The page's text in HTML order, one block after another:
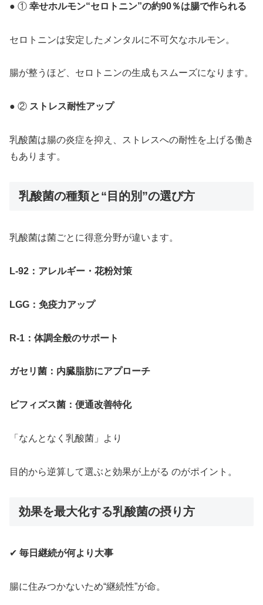
● ① 幸せホルモン“セロトニン”の約90％は腸で作られる
セロトニンは安定したメンタルに不可欠なホルモン。
腸が整うほど、セロトニンの生成もスムーズになります。
● ② ストレス耐性アップ
乳酸菌は腸の炎症を抑え、ストレスへの耐性を上げる働き
もあります。
乳酸菌の種類と“目的別”の選び方
乳酸菌は菌ごとに得意分野が違います。
L-92：アレルギー・花粉対策
LGG：免疫力アップ
R-1：体調全般のサポート
ガセリ菌：内臓脂肪にアプローチ
ビフィズス菌：便通改善特化
「なんとなく乳酸菌」より
目的から逆算して選ぶと効果が上がる のがポイント。
効果を最大化する乳酸菌の摂り方
✔ 毎日継続が何より大事
腸に住みつかないため“継続性”が命。